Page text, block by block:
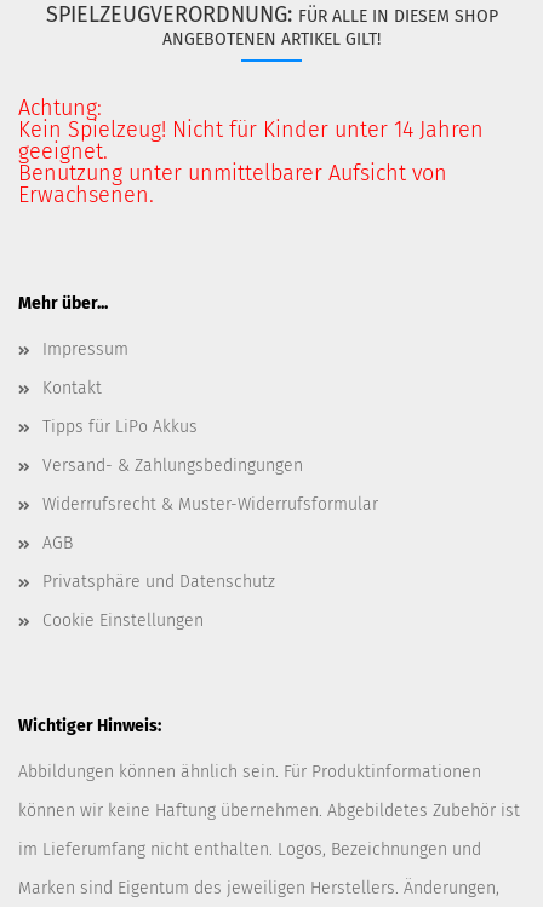
SPIELZEUGVERORDNUNG: FÜR ALLE IN DIESEM SHOP
ANGEBOTENEN ARTIKEL GILT!
Achtung:
Kein Spielzeug! Nicht für Kinder unter 14 Jahren
geeignet.
Benutzung unter unmittelbarer Aufsicht von
Erwachsenen.
Mehr über...
Impressum
Kontakt
Tipps für LiPo Akkus
Versand- & Zahlungsbedingungen
Widerrufsrecht & Muster-Widerrufsformular
AGB
Privatsphäre und Datenschutz
Cookie Einstellungen
Wichtiger Hinweis:
Abbildungen können ähnlich sein. Für Produktinformationen
können wir keine Haftung übernehmen. Abgebildetes Zubehör ist
im Lieferumfang nicht enthalten. Logos, Bezeichnungen und
Marken sind Eigentum des jeweiligen Herstellers. Änderungen,